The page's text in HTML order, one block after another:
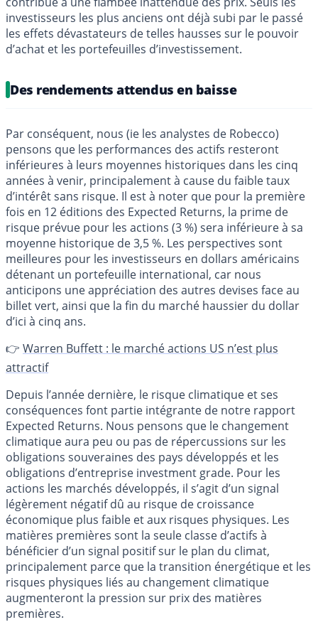
investisseurs les plus anciens ont déjà subi par le passé
les effets dévastateurs de telles hausses sur le pouvoir
d’achat et les portefeuilles d’investissement.
Des rendements attendus en baisse
Par conséquent, nous (ie les analystes de Robecco)
pensons que les performances des actifs resteront
inférieures à leurs moyennes historiques dans les cinq
années à venir, principalement à cause du faible taux
d’intérêt sans risque. Il est à noter que pour la première
fois en 12 éditions des Expected Returns, la prime de
risque prévue pour les actions (3 %) sera inférieure à sa
moyenne historique de 3,5 %. Les perspectives sont
meilleures pour les investisseurs en dollars américains
détenant un portefeuille international, car nous
anticipons une appréciation des autres devises face au
billet vert, ainsi que la fin du marché haussier du dollar
d’ici à cinq ans.
👉 Warren Buffett : le marché actions US n’est plus
attractif
Depuis l’année dernière, le risque climatique et ses
conséquences font partie intégrante de notre rapport
Expected Returns. Nous pensons que le changement
climatique aura peu ou pas de répercussions sur les
obligations souveraines des pays développés et les
obligations d’entreprise investment grade. Pour les
actions les marchés développés, il s’agit d’un signal
légèrement négatif dû au risque de croissance
économique plus faible et aux risques physiques. Les
matières premières sont la seule classe d’actifs à
bénéficier d’un signal positif sur le plan du climat,
principalement parce que la transition énergétique et les
risques physiques liés au changement climatique
augmenteront la pression sur prix des matières
premières.